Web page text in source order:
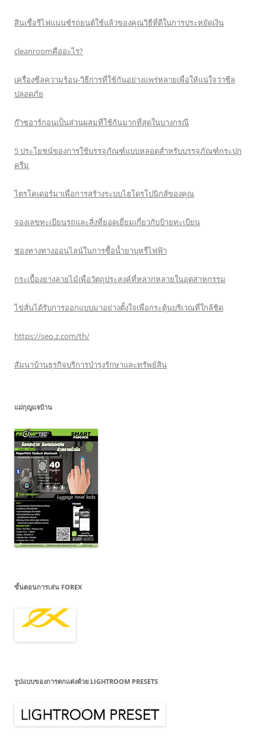
สินเชื่อรีไฟแนนซ์รถยนต์ใช้แล้วของคุณวิธีที่ดีในการประหยัดเงิน
cleanroomคืออะไร?
เครื่องซีลความร้อน-วิธีการที่ใช้กันอย่างแพร่หลายเพื่อให้แน่ใจว่าซีล
ปลอดภัย
ก๊าซอาร์กอนเป็นส่วนผสมที่ใช้กันมากที่สุดในบางกรณี
5 ประโยชน์ของการใช้บรรจุภัณฑ์แบบหลอดสำหรับบรรจุภัณฑ์กระปุก
ครีม
ไตรโคเดอร์มาเพื่อการสร้างระบบไฮโดรโปนิกส์ของคุณ
จองเลขทะเบียนรถและสิ่งที่ยอดเยี่ยมเกี่ยวกับป้ายทะเบียน
ช่องทางทางออนไลน์ในการซื้อน้ำยาบุหรี่ไฟฟ้า
กระเบื้องยางลายไม้เพื่อวัตถุประสงค์ที่หลากหลายในอุตสาหกรรม
ไข่สั่นได้รับการออกแบบมาอย่างตั้งใจเพื่อกระตุ้นบริเวณที่ใกล้ชิด
https://seo.z.com/th/
สัมนาบ้านธุรกิจบริการบำรุงรักษาและทรัพย์สิน
แม่กุญแจบ้าน
ขั้นตอนการเล่น FOREX
รูปแบบของการตกแต่งด้วย LIGHTROOM PRESETS